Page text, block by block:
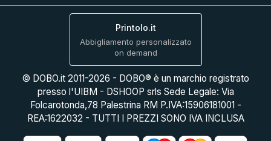
Printolo.it
Abbigliamento personalizzato
on demand
© DOBO.it 2011-2026 - DOBO® è un marchio registrato
presso l'UIBM - DSHOOP srls Sede Legale: Via
Folcarotonda,78 Palestrina RM P.IVA:15906181001 -
REA:1622032 - TUTTI I PREZZI SONO IVA INCLUSA